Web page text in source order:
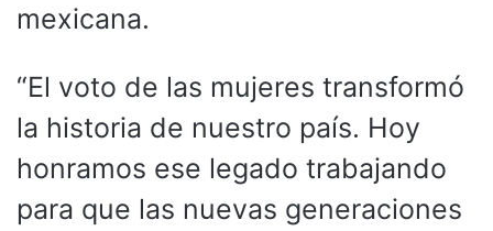
mexicana.
“El voto de las mujeres transformó
la historia de nuestro país. Hoy
honramos ese legado trabajando
para que las nuevas generaciones